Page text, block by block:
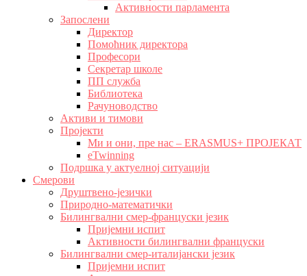
Активности парламента
Запослени
Директор
Помоћник директора
Професори
Секретар школе
ПП служба
Библиотека
Рачуноводство
Активи и тимови
Пројекти
Ми и они, пре нас – ERASMUS+ ПРОЈЕКАТ
eTwinning
Подршка у актуелној ситуацији
Смерови
Друштвено-језички
Природно-математички
Билингвални смер-француски језик
Пријемни испит
Активности билингвални француски
Билингвални смер-италијански језик
Пријемни испит